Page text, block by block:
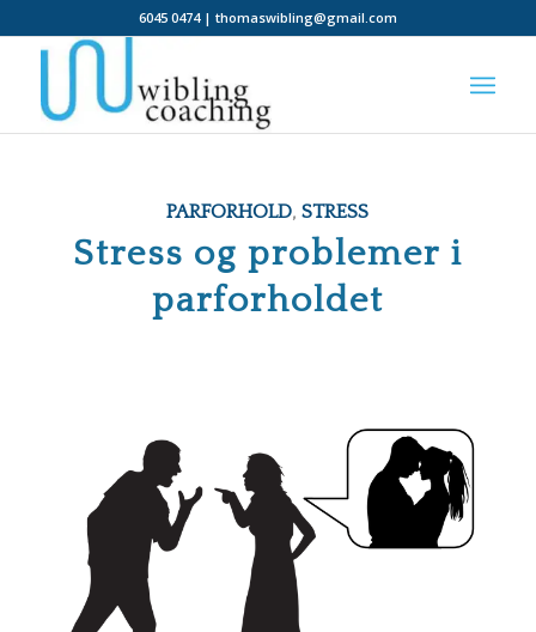
6045 0474 | thomaswibling@gmail.com
PARFORHOLD,STRESS
Stress og problemer i
parforholdet